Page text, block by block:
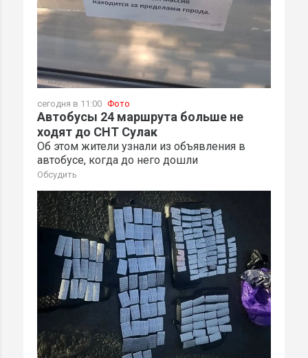
сегодня в 11:00 Фото
Автобусы 24 маршрута больше не
ходят до СНТ Сулак
Об этом жители узнали из объявления в
автобусе, когда до него дошли
Обсудить